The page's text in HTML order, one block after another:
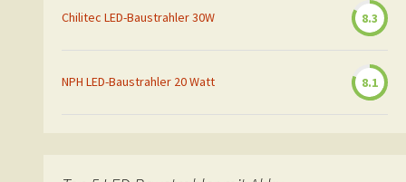
Chilitec LED-Baustrahler 30W 8.3
NPH LED-Baustrahler 20 Watt 8.1